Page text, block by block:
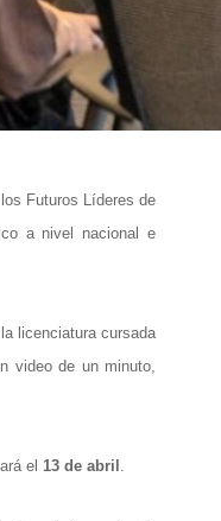
Futuros Líderes de
a nivel nacional e
licenciatura cursada
video de un minuto,
el 13 de abril